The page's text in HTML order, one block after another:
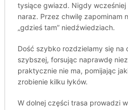
tysiące gwiazd. Nigdy wcześniej
naraz. Przez chwilę zapominam
„gdzieś tam” niedźwiedziach.
Dość szybko rozdzielamy się na
szybszej, forsując naprawdę
praktycznie nie ma, pomijając
zrobienie kilku łyków.
W dolnej części trasa prowadzi